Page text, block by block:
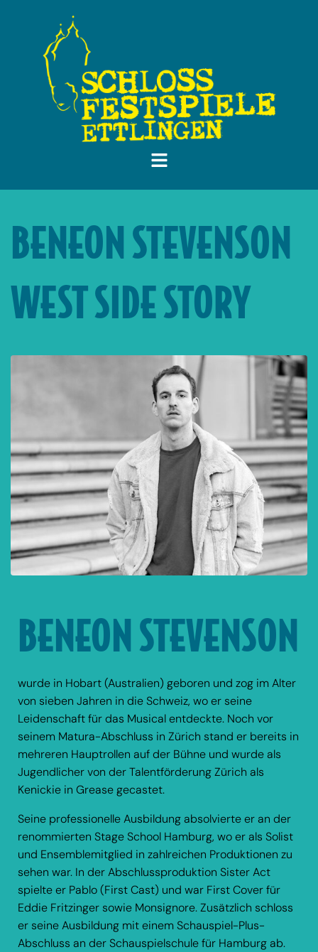
BENEON STEVENSON
WEST SIDE STORY
BENEON STEVENSON
wurde in Hobart (Australien) geboren und zog im Alter
von sieben Jahren in die Schweiz, wo er seine
Leidenschaft für das Musical entdeckte. Noch vor
seinem Matura-Abschluss in Zürich stand er bereits in
mehreren Hauptrollen auf der Bühne und wurde als
Jugendlicher von der Talentförderung Zürich als
Kenickie in Grease gecastet.
Seine professionelle Ausbildung absolvierte er an der
renommierten Stage School Hamburg, wo er als Solist
und Ensemblemitglied in zahlreichen Produktionen zu
sehen war. In der Abschlussproduktion Sister Act
spielte er Pablo (First Cast) und war First Cover für
Eddie Fritzinger sowie Monsignore. Zusätzlich schloss
er seine Ausbildung mit einem Schauspiel-Plus-
Abschluss an derSchauspielschule für Hamburgab.